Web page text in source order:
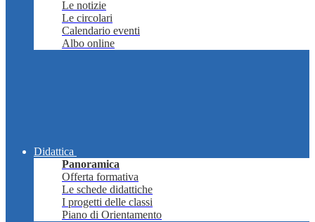
Le notizie
Le circolari
Calendario eventi
Albo online
Didattica
Panoramica
Offerta formativa
Le schede didattiche
I progetti delle classi
Piano di Orientamento